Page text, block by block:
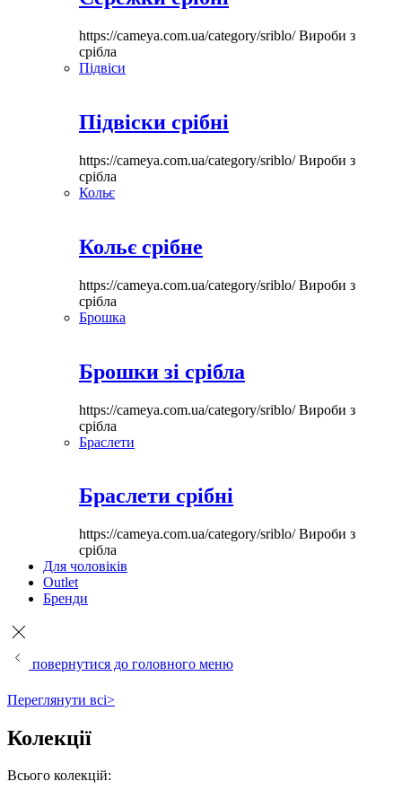
https://cameya.com.ua/category/sriblo/Вироби з
срібла
Підвіси
Підвіски срібні
https://cameya.com.ua/category/sriblo/Вироби з
срібла
Кольє
Кольє срібне
https://cameya.com.ua/category/sriblo/Вироби з
срібла
Брошка
Брошки зі срібла
https://cameya.com.ua/category/sriblo/Вироби з
срібла
Браслети
Браслети срібні
https://cameya.com.ua/category/sriblo/Вироби з
срібла
Для чоловіків
Outlet
Бренди
повернутися до головного меню
Переглянути всі>
Колекції
Всього колекцій: